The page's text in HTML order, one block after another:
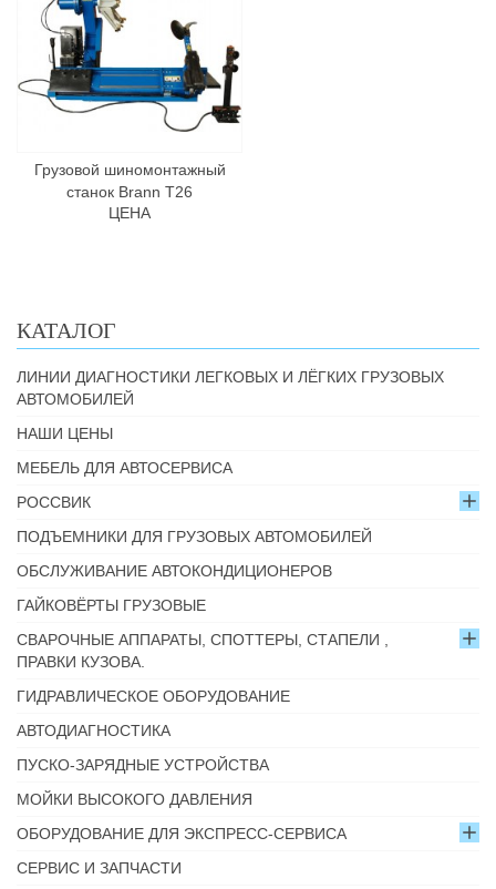
Грузовой шиномонтажный
станок Brann T26
ЦЕНА
КАТАЛОГ
ЛИНИИ ДИАГНОСТИКИ ЛЕГКОВЫХ И ЛЁГКИХ ГРУЗОВЫХ
АВТОМОБИЛЕЙ
НАШИ ЦЕНЫ
МЕБЕЛЬ ДЛЯ АВТОСЕРВИСА
РОССВИК
ПОДЪЕМНИКИ ДЛЯ ГРУЗОВЫХ АВТОМОБИЛЕЙ
ОБСЛУЖИВАНИЕ АВТОКОНДИЦИОНЕРОВ
ГАЙКОВЁРТЫ ГРУЗОВЫЕ
СВАРОЧНЫЕ АППАРАТЫ, СПОТТЕРЫ, СТАПЕЛИ ,
ПРАВКИ КУЗОВА.
ГИДРАВЛИЧЕСКОЕ ОБОРУДОВАНИЕ
АВТОДИАГНОСТИКА
ПУСКО-ЗАРЯДНЫЕ УСТРОЙСТВА
МОЙКИ ВЫСОКОГО ДАВЛЕНИЯ
ОБОРУДОВАНИЕ ДЛЯ ЭКСПРЕСС-СЕРВИСА
СЕРВИС И ЗАПЧАСТИ